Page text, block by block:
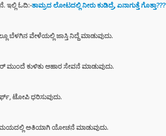
ಸೈಲೆಂಟ್ ಏಟು”
ಮುಖ್ಯಮಂತ್ರಿ
ಸಿದ್ದರಾಮಯ್ಯ ಅವರು
ಡಿಕೆ ಶಿವಕುಮಾರ್
ಮುಂದಿನ ಸಿಎಂ?
ಈ ಅಪಾಯಗಳ ಬಗ್ಗೆ
ಇಲ್ಲಿ ಓದಿ:-ತಾಮ್ರದ ಲೋಟದಲ್ಲಿ ನೀರು ಕುಡಿದ್ರೆ, ಏನಾಗುತ್ತೆ ಗೊತ್ತಾ???
ಬೆಳಗಿನ ವೇಳೆಯಲ್ಲಿ ಜಾಸ್ತಿ ನಿದ್ದೆ ಮಾಡುವುದು.
ಮುಂದೆ ಕುಳಿತು ಆಹಾರ ಸೇವನೆ ಮಾಡುವುದು.
ಟೋಪಿ ಧರಿಸುವುದು.
ಅತಿಯಾಗಿ ಯೋಚನೆ ಮಾಡುವುದು.